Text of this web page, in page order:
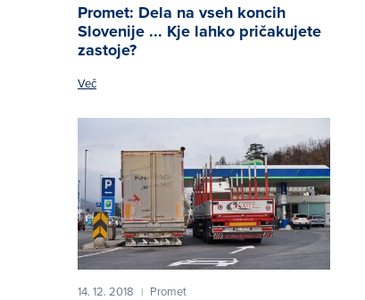
Promet: Dela na vseh koncih
Slovenije ... Kje lahko pričakujete
zastoje?
Več
14. 12. 2018 | Promet